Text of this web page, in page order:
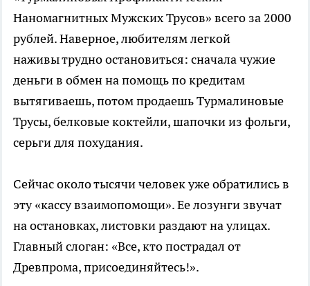
Наномагнитных Мужских Трусов» всего за 2000
рублей. Наверное, любителям легкой
наживы трудно остановиться: сначала чужие
деньги в обмен на помощь по кредитам
вытягиваешь, потом продаешь Турмалиновые
Трусы, белковые коктейли, шапочки из фольги,
серьги для похудания.
Сейчас около тысячи человек уже обратились в
эту «кассу взаимопомощи». Ее лозунги звучат
на остановках, листовки раздают на улицах.
Главный слоган: «Все, кто пострадал от
Древпрома, присоединяйтесь!».